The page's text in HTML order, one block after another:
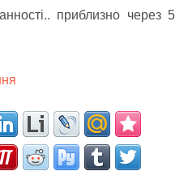
приблизно через 5